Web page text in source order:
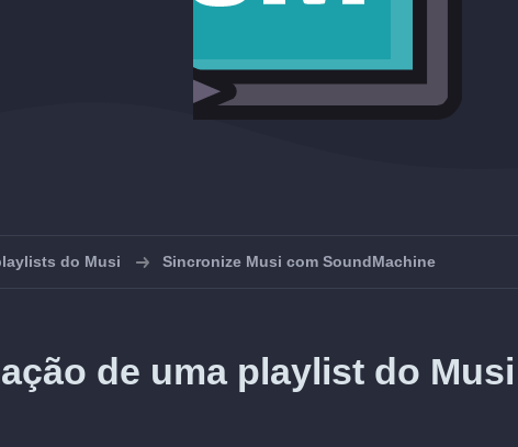
do Musi Sincronize Musi com SoundMachine
de uma playlist do Musi